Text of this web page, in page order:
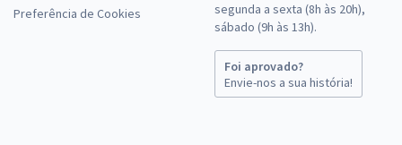
Preferência de Cookies
segunda a sexta (8h às 20h),
sábado (9h às 13h).
Foi aprovado?
Envie-nos a sua história!